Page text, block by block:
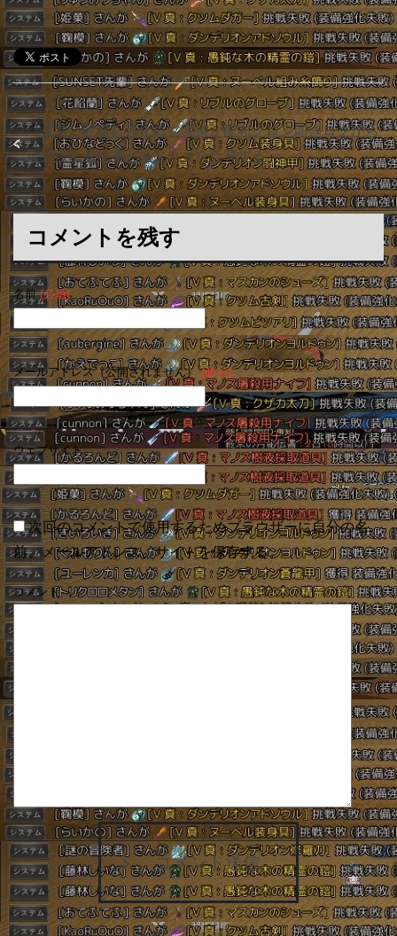
「【黒い砂漠】強化ログ警察が配布クロン叩きログから
真Ⅴ強化成功率とスタックを計算する」
コメントを残す
名前(必須)
メールアドレス（公開されません）(必須)
ウェブサイト
次回のコメントで使用するためブラウザーに自分の名
前、メールアドレス、サイトを保存する。
コメント
コメント送信